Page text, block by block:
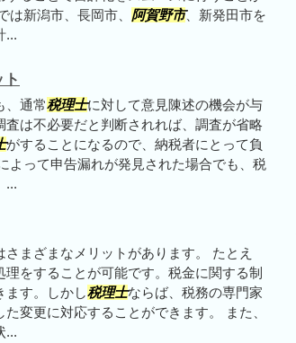
は新潟市、長岡市、 阿賀野市、新発田市を
...
、通常税理士に対して意見陳述の機会が与
は不必要だと判断されれば、調査が省略
がすることになるので、納税者にとって負
よって申告漏れが発見された場合でも、税
...
さまざまなメリットがあります。 たとえ
をすることが可能です。税金に関する制
ます。しかし税理士ならば、税務の専門家
変更に対応することができます。 また、
...